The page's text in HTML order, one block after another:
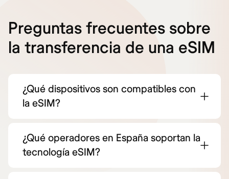
Preguntas frecuentes sobre
la transferencia de una eSIM
¿Qué dispositivos son compatibles con
la eSIM?
¿Qué operadores en España soportan la
tecnología eSIM?